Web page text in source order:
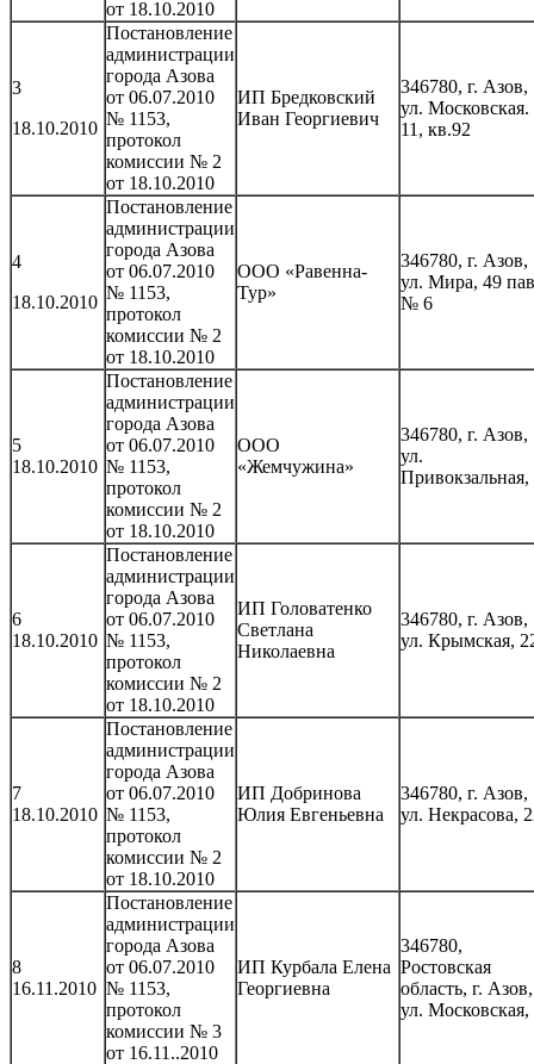
от 18.10.2010
3
18.10.2010
Постановление
администрации
города Азова
от 06.07.2010
№ 1153,
протокол
комиссии № 2
от 18.10.2010
ИП Бредковский
Иван Георгиевич
346780, г. Азов,
ул. Московская.
11, кв.92
4
18.10.2010
Постановление
администрации
города Азова
от 06.07.2010
№ 1153,
протокол
комиссии № 2
от 18.10.2010
ООО «Равенна-
Тур»
346780, г. Азов,
ул. Мира, 49
№ 6
5
18.10.2010
Постановление
администрации
города Азова
от 06.07.2010
№ 1153,
протокол
комиссии № 2
от 18.10.2010
ООО
«Жемчужина»
346780, г. Азов,
ул.
Привокзальная,
6
18.10.2010
Постановление
администрации
города Азова
от 06.07.2010
№ 1153,
протокол
комиссии № 2
от 18.10.2010
ИП Головатенко
Светлана
Николаевна
346780, г. Азов,
ул. Крымская,
7
18.10.2010
Постановление
администрации
города Азова
от 06.07.2010
№ 1153,
протокол
комиссии № 2
от 18.10.2010
ИП Добринова
Юлия Евгеньевна
346780, г. Азов,
ул. Некрасова,
8
16.11.2010
Постановление
администрации
города Азова
от 06.07.2010
№ 1153,
протокол
комиссии № 3
от 16.11..2010
ИП Курбала Елена
Георгиевна
346780,
Ростовская
область, г. Азов,
ул. Московская,